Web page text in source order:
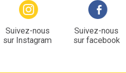
Suivez-nous
sur Instagram
Suivez-nous
sur facebook